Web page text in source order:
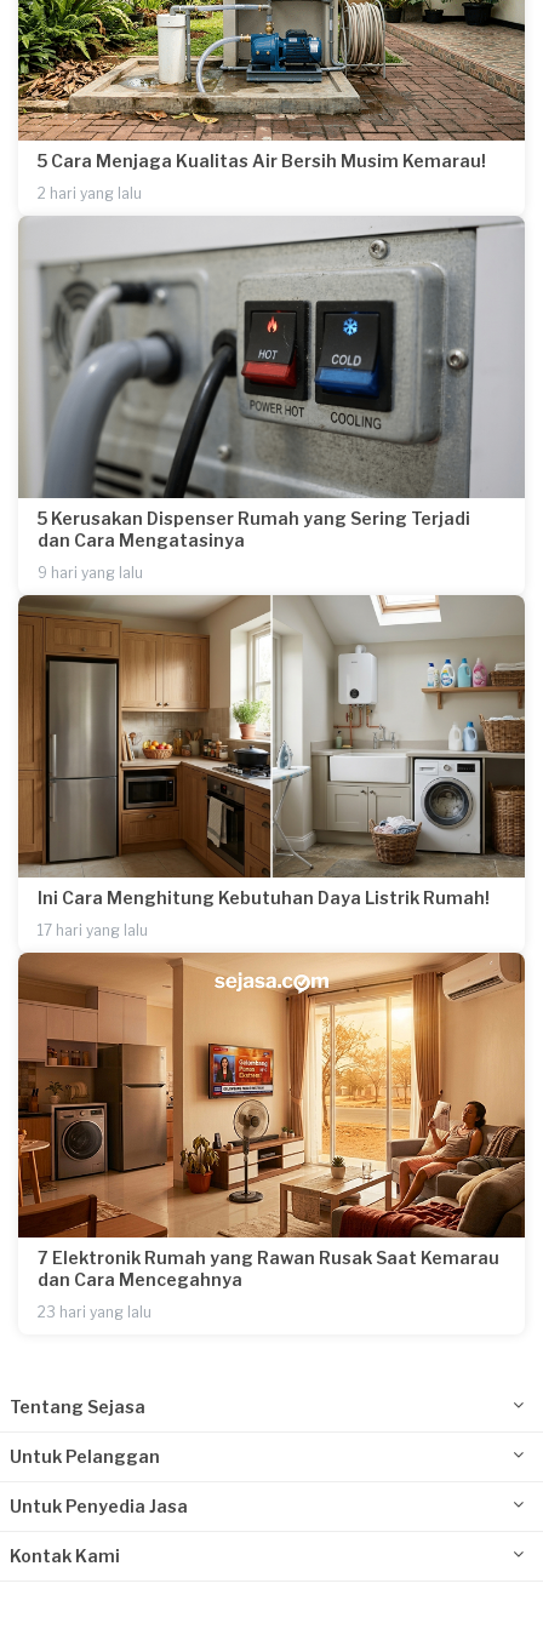
5 Cara Menjaga Kualitas Air Bersih Musim Kemarau!
2 hari yang lalu
5 Kerusakan Dispenser Rumah yang Sering Terjadi
dan Cara Mengatasinya
9 hari yang lalu
Ini Cara Menghitung Kebutuhan Daya Listrik Rumah!
17 hari yang lalu
7 Elektronik Rumah yang Rawan Rusak Saat Kemarau
dan Cara Mencegahnya
23 hari yang lalu
Tentang Sejasa
Untuk Pelanggan
Untuk Penyedia Jasa
Kontak Kami